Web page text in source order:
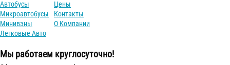
Автобусы
Микроавтобусы
Минивэны
Легковые Авто
Цены
Контакты
О Компании
Мы работаем круглосуточно!